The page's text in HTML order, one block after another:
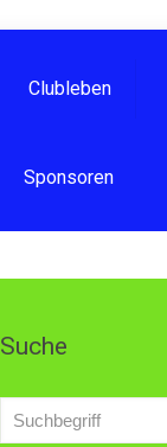
Clubleben
Sponsoren
Suche
Suchen